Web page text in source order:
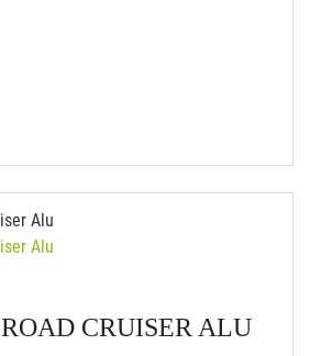
ROAD CRUISER ALU